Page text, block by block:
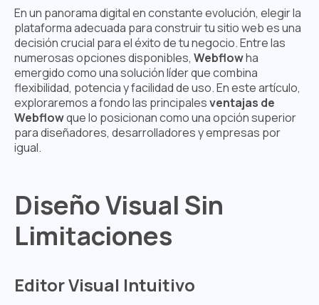
En un panorama digital en constante evolución, elegir la
plataforma adecuada para construir tu sitio web es una
decisión crucial para el éxito de tu negocio. Entre las
numerosas opciones disponibles, Webflowha
emergido como una solución líder que combina
flexibilidad, potencia y facilidad de uso. En este artículo,
exploraremos a fondo las principalesventajas de
Webflowque lo posicionan como una opción superior
para diseñadores, desarrolladores y empresas por
igual.
Diseño Visual Sin
Limitaciones
Editor Visual Intuitivo